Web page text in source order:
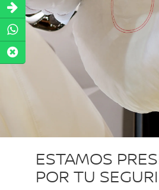
ESTAMOS
POR TU